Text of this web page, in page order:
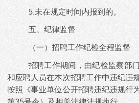
5.未在规定时间内报到的。
五、纪律监督
（一）招聘工作纪检全程监督
招聘工作期间，由纪检监察部
和应聘人员在本次招聘工作中违纪违
按照《事业单位公开招聘违纪违规行